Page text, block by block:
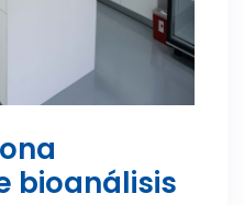
bioanálisis